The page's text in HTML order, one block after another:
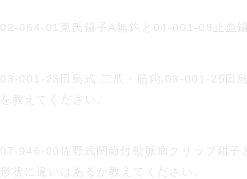
02-054-01東氏鑷子A無鈎と04-001-08止血
03-001-23田島式 二爪・筋鈎,03-001-25田
を教えてください。
07-946-00佐野式関節付動脈瘤クリップ鉗
形状に違いはあるか教えてください。